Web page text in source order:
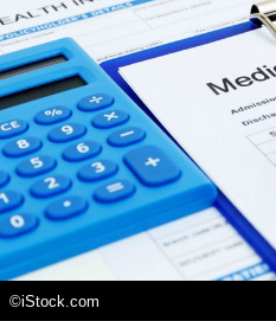
©iStock.com